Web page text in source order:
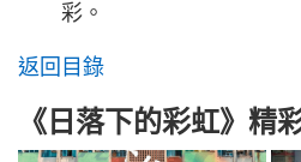
彩。
返回目錄
《日落下的彩虹》精